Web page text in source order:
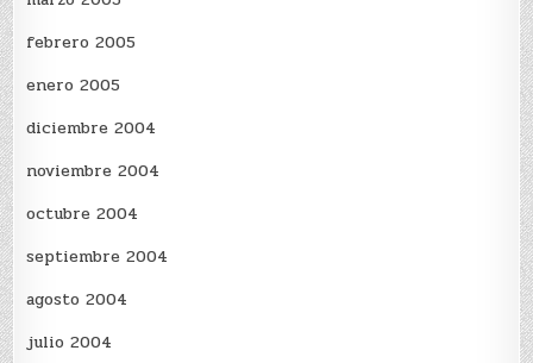
febrero 2005
enero 2005
diciembre 2004
noviembre 2004
octubre 2004
septiembre 2004
agosto 2004
julio 2004